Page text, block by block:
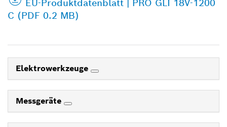
EU-Produktdatenblatt | PRO GLI 18V-1200
C (PDF 0.2 MB)
Elektrowerkzeuge
Messgeräte